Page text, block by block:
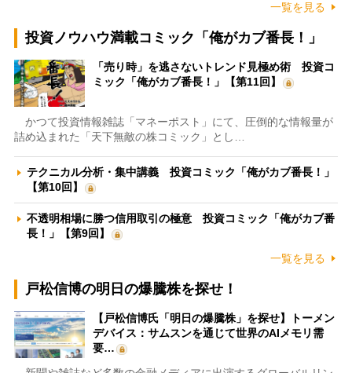
一覧を見る
投資ノウハウ満載コミック「俺がカブ番長！」
「売り時」を逃さないトレンド見極め術 投資コ
ミック「俺がカブ番長！」【第11回】
かつて投資情報雑誌「マネーポスト」にて、圧倒的な情報量が
詰め込まれた「天下無敵の株コミック」とし…
テクニカル分析・集中講義 投資コミック「俺がカブ番長！」
【第10回】
不透明相場に勝つ信用取引の極意 投資コミック「俺がカブ番
長！」【第9回】
一覧を見る
戸松信博の明日の爆騰株を探せ！
【戸松信博氏「明日の爆騰株」を探せ】トーメン
デバイス：サムスンを通じて世界のAIメモリ需
要…